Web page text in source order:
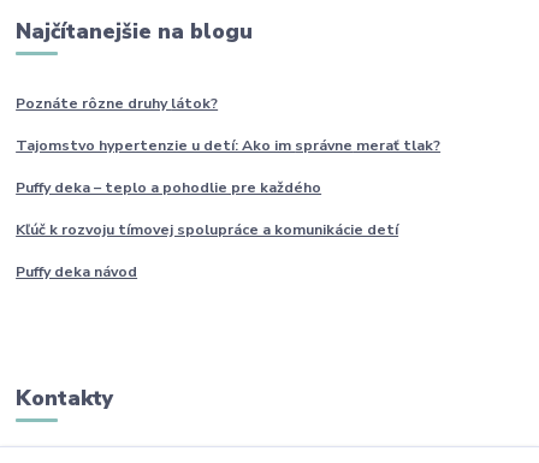
Najčítanejšie na blogu
Poznáte rôzne druhylátok?
Tajomstvo hypertenzie u detí: Ako im správne merať tlak?
Puffy deka – teplo a pohodlie pre každého
Kľúč k rozvoju tímovej spolupráce a komunikácie detí
Puffy deka návod
Kontakty